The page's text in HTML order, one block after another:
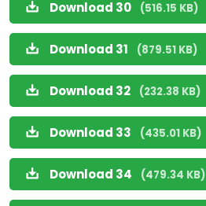
Download 30 (516.15 KB)
Download 31 (879.51 KB)
Download 32 (232.38 KB)
Download 33 (435.01 KB)
Download 34 (479.34 KB)